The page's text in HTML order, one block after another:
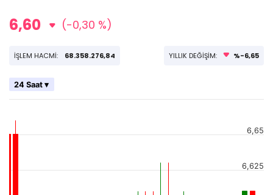
6,60 (-0,30 %)
İŞLEM HACMİ: 68.358.276,84 YILLIK DEĞİŞİM: %-6,65
24 Saat ▾
6,625
6,65